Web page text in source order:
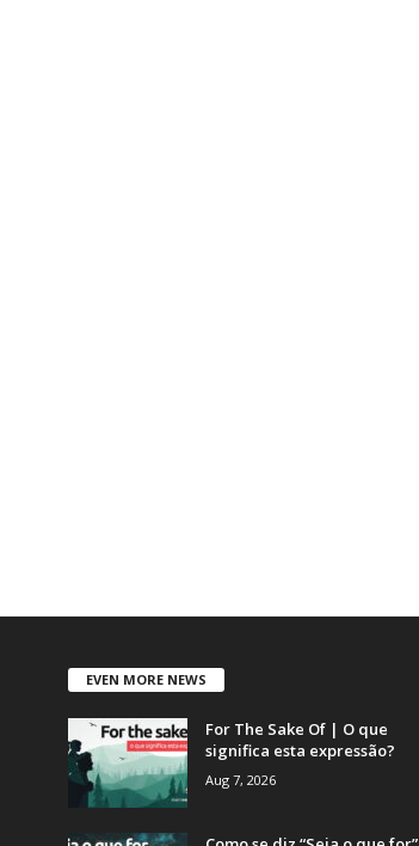
EVEN MORE NEWS
For The Sake Of | O que
significa esta expressão?
Aug 7, 2026